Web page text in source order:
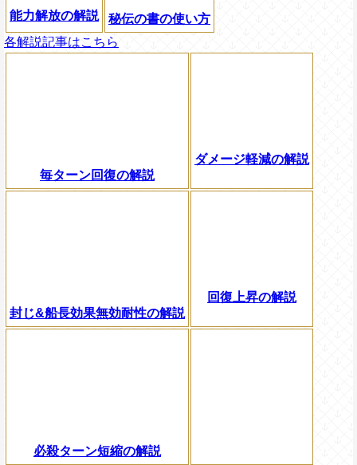
能力解放の解説
秘伝の書の使い方
各解説記事はこちら
毎ターン回復の解説
ダメージ軽減の解説
封じ&船長効果無効耐性の解説
回復上昇の解説
必殺ターン短縮の解説